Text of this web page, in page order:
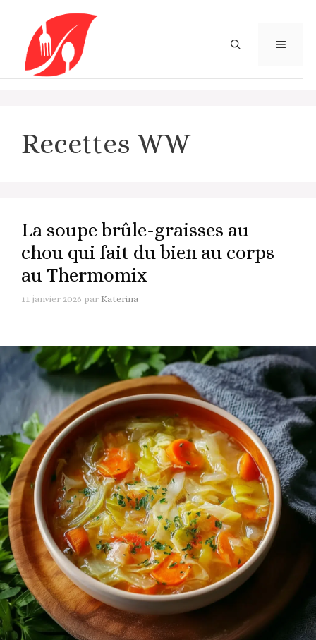
contenu
MENU
Recettes WW
La soupe brûle-graisses au
chou qui fait du bien au corps
au Thermomix
11 janvier 2026 par Katerina